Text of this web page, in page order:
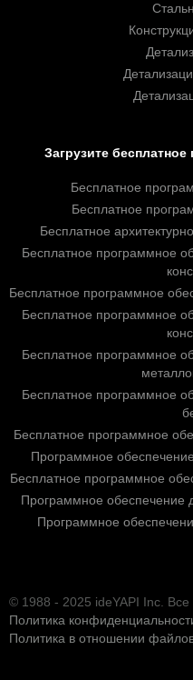
Загрузите
Бесплатное
Бесплатное
Бесплатное
Бесплатное программное
Бесплатное программное
Бесплатное программное
Бесплатное программное
Бесплатное программное
Бесплатное программное
Программное
Бесплатное программное
Программное обеспечение
Программное
© 1988 - 2025 ideYAPI Inc.
Политика
Политика в отношении